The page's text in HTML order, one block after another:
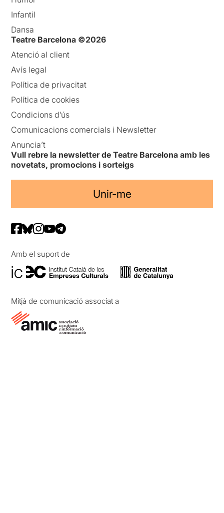
Infantil
Dansa
Teatre Barcelona ©2026
Atenció al client
Avís legal
Política de privacitat
Política de cookies
Condicions d’ús
Comunicacions comercials i Newsletter
Anuncia’t
Vull rebre la newsletter de Teatre Barcelona amb les
novetats, promocions i sorteigs
Unir-me
Amb el suport de
Mitjà de comunicació associat a